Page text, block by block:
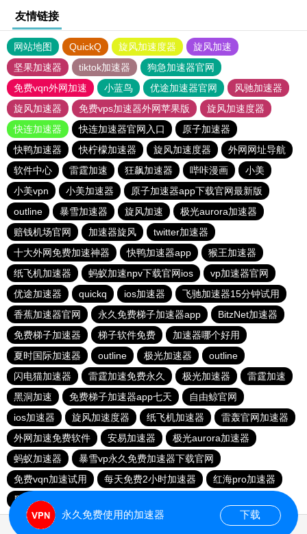
友情链接
网站地图 QuickQ 旋风加速度器
旋风加速
坚果加速器
tiktok加速器
狗急加速器官网
免费vqn外网加速
小蓝鸟 优途加速器官网
风驰加速器
旋风加速器
免费vps加速器外网苹果版
旋风加速度器
快连加速器
快连加速器官网入口
原子加速器
快鸭加速器
快柠檬加速器 旋风加速度器
外网网址导航
软件中心
雷霆加速 狂飙加速器 哔咔漫画
小美
小美vpn
小美加速器
原子加速器app下载官网最新版
outline
暴雪加速器 旋风加速
极光aurora加速器
赔钱机场官网
加速器旋风
twitter加速器
十大外网免费加速神器
快鸭加速器app
猴王加速器
纸飞机加速器
蚂蚁加速npv下载官网ios
vp加速器官网
优途加速器
quickq ios加速器
飞驰加速器15分钟试用
香蕉加速器官网
永久免费梯子加速器app
BitzNet加速器
免费梯子加速器
梯子软件免费
加速器哪个好用
夏时国际加速器
outline 极光加速器
outline
闪电猫加速器
雷霆加速免费永久 极光加速器
雷霆加速
黑洞加速
免费梯子加速器app七天
自由鲸官网
ios加速器
旋风加速度器 纸飞机加速器
雷轰官网加速器
外网加速免费软件
安易加速器
极光aurora加速器
蚂蚁加速器
暴雪vp永久免费加速器下载官网
免费vqn加速试用
每天免费2小时加速器
红海pro加速器
黑洞官网
永久免费使用的加速器 下载